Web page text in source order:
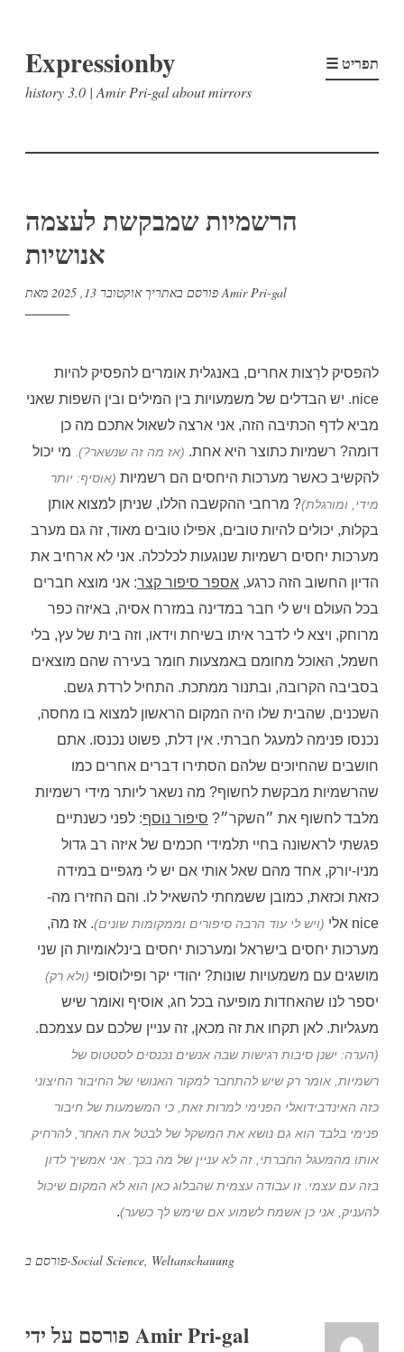
לתוכן
Expressionby
history 3.0 | Amir Pri-gal about mirrors
☰ תפריט
הרשמיות שמבקשת לעצמה
אנושיות
פורסם באתריךאוקטובר 13, 2025 מאתAmir Pri-gal
להפסיק לרַצות אחרים, באנגלית אומרים להפסיק להיות
nice. יש הבדלים של משמעויות בין המילים ובין השפות שאני
מביא לדף הכתיבה הזה, אני ארצה לשאול אתכם מה כן
דומה? רשמיות כתוצר היא אחת. (אז מה זה שנשאר?). מי יכול
להקשיב כאשר מערכות היחסים הם רשמיות (אוסיף: יותר
מידי, ומורגלת)? מרחבי ההקשבה הללו, שניתן למצוא אותן
בקלות, יכולים להיות טובים, אפילו טובים מאוד, זה גם מערב
מערכות יחסים רשמיות שנוגעות לכלכלה. אני לא ארחיב את
הדיון החשוב הזה כרגע, אספר סיפור קצר: אני מוצא חברים
בכל העולם ויש לי חבר במדינה במזרח אסיה, באיזה כפר
מרוחק, ויצא לי לדבר איתו בשיחת וידאו, וזה בית של עץ, בלי
חשמל, האוכל מחומם באמצעות חומר בעירה שהם מוצאים
בסביבה הקרובה, ובתנור ממתכת. התחיל לרדת גשם.
השכנים, שהבית שלו היה המקום הראשון למצוא בו מחסה,
נכנסו פנימה למעגל חברתי. אין דלת, פשוט נכנסו. אתם
חושבים שהחיוכים שלהם הסתירו דברים אחרים כמו
שהרשמיות מבקשת לחשוף? מה נשאר ליותר מידי רשמיות
מלבד לחשוף את ״השקר״? סיפור נוסף: לפני כשנתיים
פגשתי לראשונה בחיי תלמידי חכמים של איזה רב גדול
מניו-יורק, אחד מהם שאל אותי אם יש לי מגפיים במידה
כזאת וכזאת, כמובן ששמחתי להשאיל לו. והם החזירו מה-
nice אלי
(ויש לי עוד הרבה סיפורים וממקומות שונים). אז מה,
מערכות יחסים בישראל ומערכות יחסים בינלאומיות הן שני
מושגים עם משמעויות שונות? יהודי יקר ופילוסופי (ולא רק)
יספר לנו שהאחדות מופיעה בכל חג, אוסיף ואומר שיש
מעגליות. לאן תקחו את זה מכאן, זה עניין שלכם עם עצמכם.
(הערה: ישנן סיבות רגישות שבה אנשים נכנסים לסטטוס של
רשמיות, אומר רק שיש להתחבר למקור האנושי של החיבור החיצוני
כזה האינדבידואלי הפנימי למרות זאת, כי המשמעות של חיבור
פנימי בלבד הוא גם נושא את המשקל של לבטל את האחר, להרחיק
אותו מהמעגל החברתי, זה לא עניין של מה בכך. אני אמשיך לדון
בזה עם עצמי. זו עבודה עצמית שהבלוג כאן הוא לא המקום שיכול
להעניק, אני כן אשמח לשמוע אם שימש לך כשער).
פורסם ב-Social Science, Weltanschauung
Amir Pri-gal